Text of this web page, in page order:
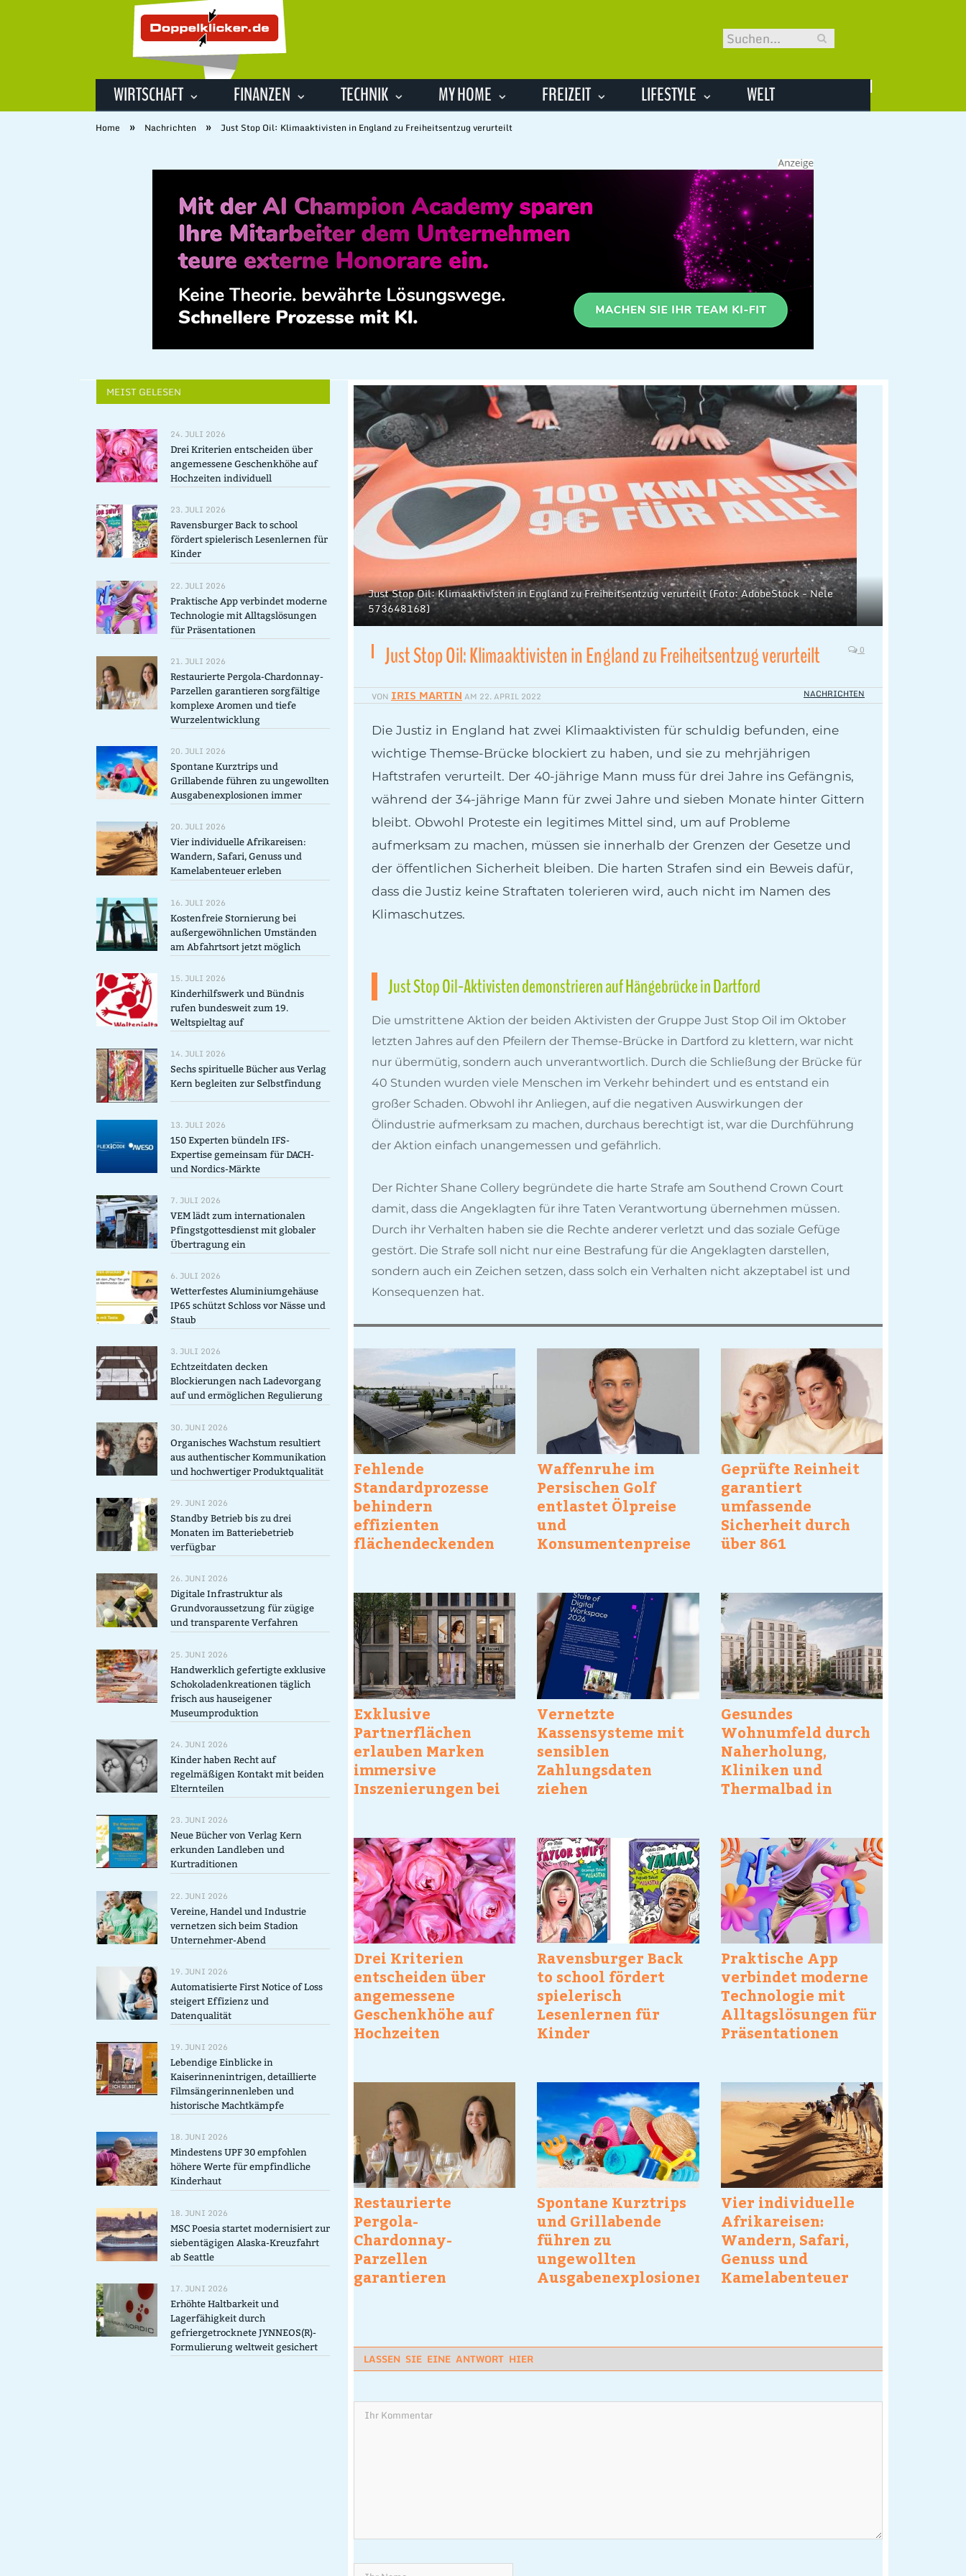
WIRTSCHAFT FINANZEN TECHNIK MY HOME FREIZEIT LIFESTYLE WELT
Home » Nachrichten » Just Stop Oil: Klimaaktivisten in England zu Freiheitsentzug verurteilt
Just Stop Oil: Klimaaktivisten in England zu Freiheitsentzug verurteilt (Foto: AdobeStock - Nele
573648168)
Just Stop Oil: Klimaaktivisten in England zu Freiheitsentzug verurteilt 0
VON IRIS MARTIN AM 22. APRIL 2022 NACHRICHTEN
Die Justiz in England hat zwei Klimaaktivisten für schuldig befunden, eine
wichtige Themse-Brücke blockiert zu haben, und sie zu mehrjährigen
Haftstrafen verurteilt. Der 40-jährige Mann muss für drei Jahre ins Gefängnis,
während der 34-jährige Mann für zwei Jahre und sieben Monate hinter Gittern
bleibt. Obwohl Proteste ein legitimes Mittel sind, um auf Probleme
aufmerksam zu machen, müssen sie innerhalb der Grenzen der Gesetze und
der öffentlichen Sicherheit bleiben. Die harten Strafen sind ein Beweis dafür,
dass die Justiz keine Straftaten tolerieren wird, auch nicht im Namen des
Klimaschutzes.
Just Stop Oil-Aktivisten demonstrieren auf Hängebrücke in Dartford
Die umstrittene Aktion der beiden Aktivisten der Gruppe Just Stop Oil im Oktober
letzten Jahres auf den Pfeilern der Themse-Brücke in Dartford zu klettern, war nicht
nur übermütig, sondern auch unverantwortlich. Durch die Schließung der Brücke für
40 Stunden wurden viele Menschen im Verkehr behindert und es entstand ein
großer Schaden. Obwohl ihr Anliegen, auf die negativen Auswirkungen der
Ölindustrie aufmerksam zu machen, durchaus berechtigt ist, war die Durchführung
der Aktion einfach unangemessen und gefährlich.
Der Richter Shane Collery begründete die harte Strafe am Southend Crown Court
damit, dass die Angeklagten für ihre Taten Verantwortung übernehmen müssen.
Durch ihr Verhalten haben sie die Rechte anderer verletzt und das soziale Gefüge
gestört. Die Strafe soll nicht nur eine Bestrafung für die Angeklagten darstellen,
sondern auch ein Zeichen setzen, dass solch ein Verhalten nicht akzeptabel ist und
Konsequenzen hat.
Fehlende
Standardprozesse
behindern
effizienten
flächendeckenden
deutschlandweit
Waffenruhe im
Persischen Golf
entlastet Ölpreise
und
Konsumentenpreise
Geprüfte Reinheit
garantiert
umfassende
Sicherheit durch
über 861
Exklusive
Partnerflächen
erlauben Marken
immersive
Inszenierungen bei
Vernetzte
Kassensysteme mit
sensiblen
Zahlungsdaten
ziehen
Gesundes
Wohnumfeld durch
Naherholung,
Kliniken und
Thermalbad in
Drei Kriterien
entscheiden über
angemessene
Geschenkhöhe auf
Hochzeiten
Ravensburger Back
to school fördert
spielerisch
Lesenlernen für
Kinder
Praktische App
verbindet moderne
Technologie mit
Alltagslösungen für
Präsentationen
Restaurierte
Pergola-
Chardonnay-
Parzellen
garantieren
Wurzelentwicklung
Spontane Kurztrips
und Grillabende
führen zu
ungewollten
Ausgabenexplosionen
Vier individuelle
Afrikareisen:
Wandern, Safari,
Genuss und
Kamelabenteuer
LASSEN SIE EINE ANTWORT HIER
MEIST GELESEN
24. JULI 2026
Drei Kriterien entscheiden über
angemessene Geschenkhöhe auf
Hochzeiten individuell
23. JULI 2026
Ravensburger Back to school
fördert spielerisch Lesenlernen für
Kinder
22. JULI 2026
Praktische App verbindet moderne
Technologie mit Alltagslösungen
für Präsentationen
21. JULI 2026
Restaurierte Pergola-Chardonnay-
Parzellen garantieren sorgfältige
komplexe Aromen und tiefe
Wurzelentwicklung
20. JULI 2026
Spontane Kurztrips und
Grillabende führen zu ungewollten
Ausgabenexplosionen immer
20. JULI 2026
Vier individuelle Afrikareisen:
Wandern, Safari, Genuss und
Kamelabenteuer erleben
16. JULI 2026
Kostenfreie Stornierung bei
außergewöhnlichen Umständen
am Abfahrtsort jetzt möglich
15. JULI 2026
Kinderhilfswerk und Bündnis
rufen bundesweit zum 19.
Weltspieltag auf
14. JULI 2026
Sechs spirituelle Bücher aus Verlag
Kern begleiten zur Selbstfindung
13. JULI 2026
150 Experten bündeln IFS-
Expertise gemeinsam für DACH-
und Nordics-Märkte
7. JULI 2026
VEM lädt zum internationalen
Pfingstgottesdienst mit globaler
Übertragung ein
6. JULI 2026
Wetterfestes Aluminiumgehäuse
IP65 schützt Schloss vor Nässe und
Staub
3. JULI 2026
Echtzeitdaten decken
Blockierungen nach Ladevorgang
auf und ermöglichen Regulierung
30. JUNI 2026
Organisches Wachstum resultiert
aus authentischer Kommunikation
und hochwertiger Produktqualität
29. JUNI 2026
Standby Betrieb bis zu drei
Monaten im Batteriebetrieb
verfügbar
26. JUNI 2026
Digitale Infrastruktur als
Grundvoraussetzung für zügige
und transparente Verfahren
25. JUNI 2026
Handwerklich gefertigte exklusive
Schokoladenkreationen täglich
frisch aus hauseigener
Museumproduktion
24. JUNI 2026
Kinder haben Recht auf
regelmäßigen Kontakt mit beiden
Elternteilen
23. JUNI 2026
Neue Bücher von Verlag Kern
erkunden Landleben und
Kurtraditionen
22. JUNI 2026
Vereine, Handel und Industrie
vernetzen sich beim Stadion
Unternehmer-Abend
19. JUNI 2026
Automatisierte First Notice of Loss
steigert Effizienz und
Datenqualität
19. JUNI 2026
Lebendige Einblicke in
Kaiserinnenintrigen, detaillierte
Filmsängerinnenleben und
historische Machtkämpfe
18. JUNI 2026
Mindestens UPF 30 empfohlen
höhere Werte für empfindliche
Kinderhaut
18. JUNI 2026
MSC Poesia startet modernisiert zur
siebentägigen Alaska-Kreuzfahrt
ab Seattle
17. JUNI 2026
Erhöhte Haltbarkeit und
Lagerfähigkeit durch
gefriergetrocknete JYNNEOS(R)-
Formulierung weltweit gesichert